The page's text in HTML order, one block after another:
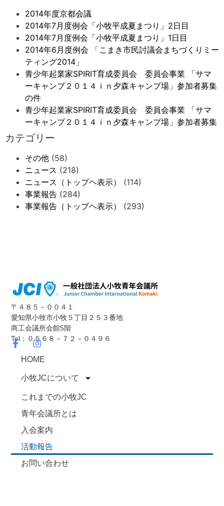
2014年度京都会議
2014年7月度例会「小牧平成夏まつり」2日目
2014年7月度例会「小牧平成夏まつり」1日目
2014年6月度例会 「こまき市民討議会まちづくりミー
ティング2014」
青少年起業家SPIRIT育成委員会 委員会事業 「サマ
ーキャンプ２０１４ｉｎ夕森キャンプ場」参加者募集
の件
青少年起業家SPIRIT育成委員会 委員会事業 「サマ
ーキャンプ２０１４ｉｎ夕森キャンプ場」参加者募集
カテゴリー
その他 (58)
ニュース (218)
ニュース（トップヘ表示）
(114)
事業報告 (284)
事業報告（トップヘ表示）
(293)
〒４８５－００４１
愛知県小牧市小牧５丁目２５３番地
商工会議所会館5階
Tel：０５６８－７２－０４９６
HOME
小牧JCについて
これまでの小牧JC
青年会議所とは
入会案内
活動報告
お問い合わせ